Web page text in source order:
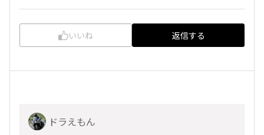
いいね 返信する
ドラえもん